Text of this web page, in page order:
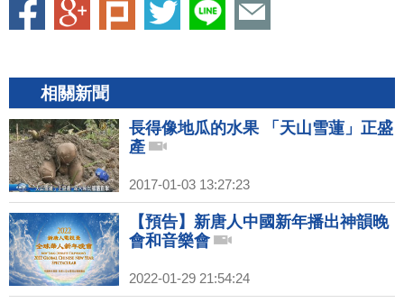
相關新聞
長得像地瓜的水果 「天山雪蓮」正盛
產
2017-01-03 13:27:23
【預告】新唐人中國新年播出神韻晚
會和音樂會
2022-01-29 21:54:24